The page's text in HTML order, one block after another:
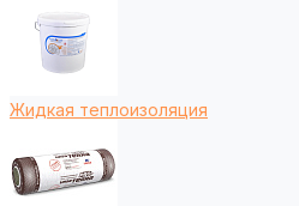
Жидкая теплоизоляция